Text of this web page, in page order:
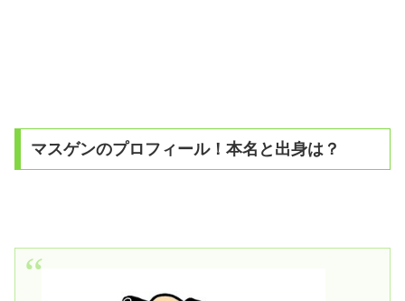
マスゲンのプロフィール！本名と出身は？